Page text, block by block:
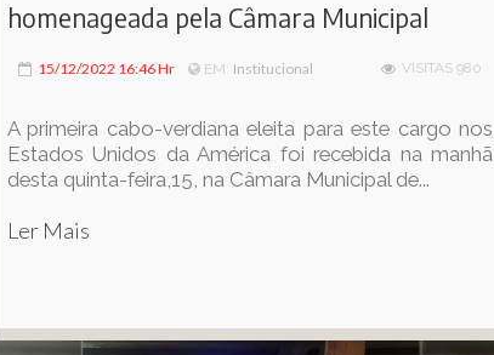
homenageada pela Câmara Municipal
15/12/2022 16:46 Hr EM: Institucional VISITAS 980
A primeira cabo-verdiana eleita para este cargo nos
Estados Unidos da América foi recebida na manhã
desta quinta-feira,15, na Câmara Municipal de...
Ler Mais